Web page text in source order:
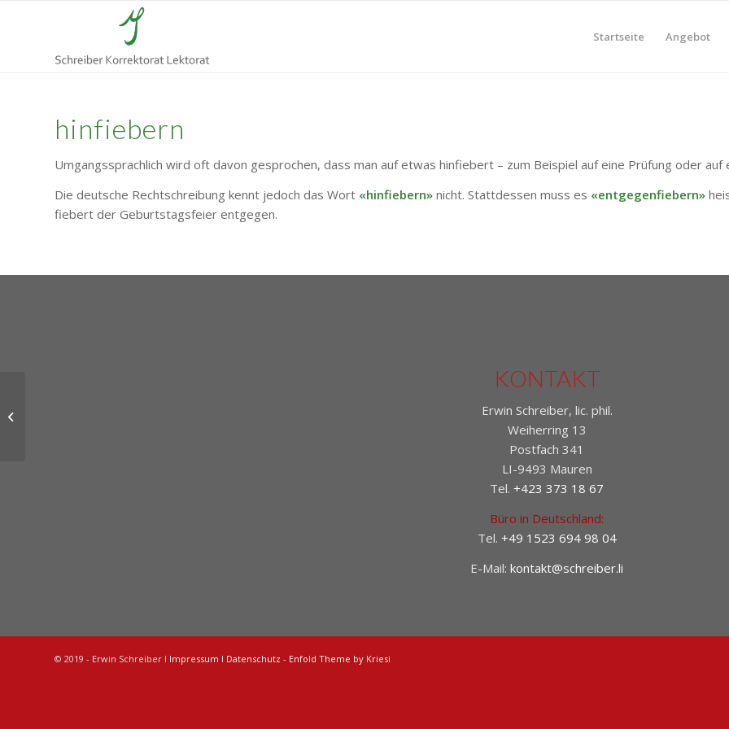
Startseite Angebot
hinfiebern
Umgangssprachlich wird oft davon gesprochen, dass man auf etwas hinfiebert – zum Beispiel auf eine Prüfung oder auf
Die deutsche Rechtschreibung kennt jedoch das Wort «hinfiebern» nicht. Stattdessen muss es «entgegenfiebern»
fiebert der Geburtstagsfeier entgegen.
KONTAKT
Erwin Schreiber, lic. phil.
Weiherring 13
Postfach 341
LI-9493 Mauren
Tel. +423 373 18 67
Büro in Deutschland:
Tel. +49 1523 694 98 04
E-Mail: kontakt@schreiber.li
© 2019 - Erwin Schreiber I Impressum I Datenschutz - Enfold Theme by Kriesi